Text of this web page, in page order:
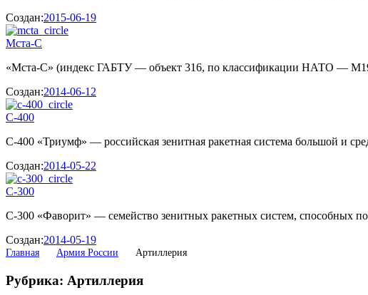
Создан:2015-06-19
Мста-С
«Мста-С» (индекс ГАБТУ — объект 316, по классификации НАТО —
Создан:2014-06-12
С-400
С-400 «Триумф» — российская зенитная ракетная система большой и
Создан:2014-05-22
С-300
С-300 «Фаворит» — семейство зенитных ракетных систем, способных
Создан:2014-05-19
Главная Армия России Артиллерия
Рубрика: Артиллерия